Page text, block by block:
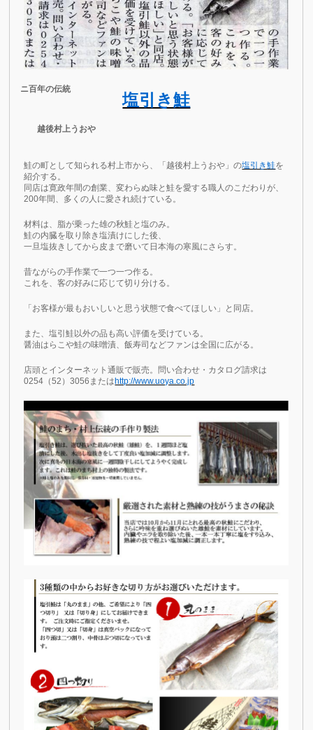
ニ百年の伝統
塩引き鮭
越後村上うおや
鮭の町として知られる村上市から、「越後村上うおや」の塩引き鮭を
紹介する。
同店は寛政年間の創業、変わらぬ味と鮭を愛する職人のこだわりが、
200年間、多くの人に愛され続けている。
材料は、脂が乗った雄の秋鮭と塩のみ。
鮭の内臓を取り除き塩漬けにした後、
一旦塩抜きしてから皮まで磨いて日本海の寒風にさらす。
昔ながらの手作業で一つ一つ作る。
これを、客の好みに応じて切り分ける。
「お客様が最もおいしいと思う状態で食べてほしい」と同店。
また、塩引鮭以外の品も高い評価を受けている。
醤油はらこや鮭の味噌漬、飯寿司などファンは全国に広がる。
店頭とインターネット通販で販売。問い合わせ・カタログ請求は
0254（52）3056またはhttp://www.uoya.co.jp